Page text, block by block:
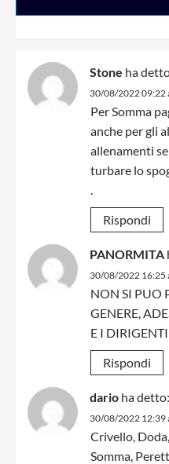
Stone ha
30/08/2022 09:22
Per Somma
anche per gli
allenamenti
turbare lo
.
Rispondi
PANORMITA
30/08/2022 16:25
NON SI PUO
GENERE,
E I
Rispondi
dario ha detto:
30/08/2022 12:39
Crivello,
Somma,